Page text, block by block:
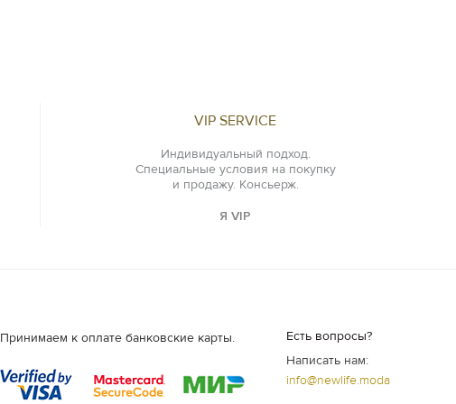
VIP SERVICE
Индивидуальный подход.
Специальные условия на покупку
и продажу. Консьерж.
Я VIP
Принимаем к оплате банковские карты.
Есть вопросы?
Написать нам:
info@newlife.moda